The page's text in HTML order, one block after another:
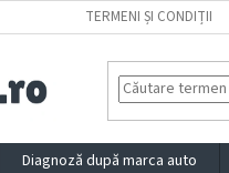
TERMENI ȘI CONDIȚII
Diagnoză după marca auto